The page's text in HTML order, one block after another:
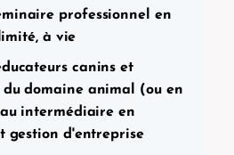
professionnel en
à vie
canins et
du domaine animal (ou en
intermédiaire en
gestion d'entreprise